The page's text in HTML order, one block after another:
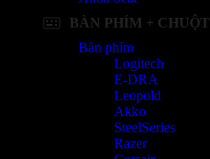
BÀN PHÍM + CHUỘT
Bàn phím
Logitech
E-DRA
Leopold
Akko
SteelSeries
Razer